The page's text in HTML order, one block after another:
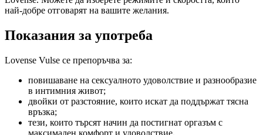
най-добре отговарят на вашите желания.
Показания за употреба
Lovense Vulse се препоръчва за:
повишаване на сексуалното удоволствие и разнообразие
в интимния живот;
двойки от разстояние, които искат да поддържат тясна
връзка;
тези, които търсят начин да постигнат оргазъм с